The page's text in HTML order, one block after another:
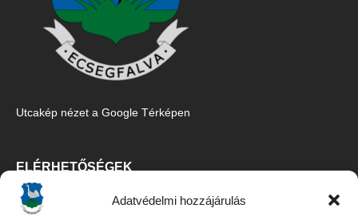
Adatvédelmi hozzájárulás
Utcakép nézet a Google Térképen
ELÉRHETŐSÉGEK
Ecsegfalva Község Önkormányzata